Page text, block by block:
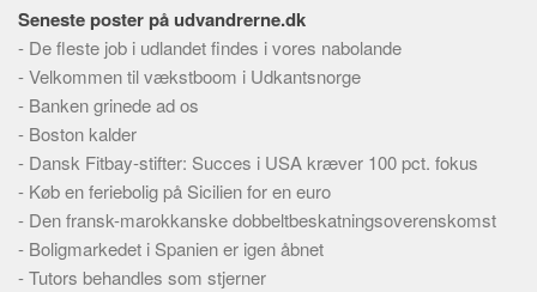
Seneste poster på udvandrerne.dk
- De fleste job i udlandet findes i vores nabolande
-Velkommen til vækstboom i Udkantsnorge
- Banken grinede ad os
- Boston kalder
- Dansk Fitbay-stifter: Succes i USA kræver 100 pct. fokus
- Køb en feriebolig på Sicilien for en euro
- Den fransk-marokkanske dobbeltbeskatningsoverenskomst
- Boligmarkedet i Spanien er igen åbnet
-Tutors behandles som stjerner